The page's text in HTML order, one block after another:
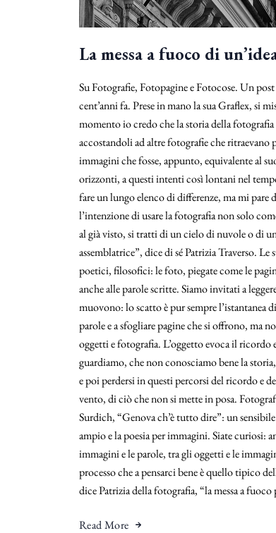
La messa a fuoco di
Su Fotografie, Fotopagine e Fotocose. Un
cent’anni fa. Prese in mano la sua Graflex, si
momento io credo che la storia della
accostandoli ad altre fotografie che ritraevano
immagini che fosse, appunto, equivalente al
orizzonti, a questi intenti così lontani nel
fare un lungo elenco di differenze, ma mi pare
l’intenzione di usare la fotografia non solo
al già visto, si tratti di un cielo di nuvole o di
assemblatrice”, dice di sé Patrizia Traverso.
poetici, filosofici: le foto, piegate come le
anche alle parole scritte. Siamo invitati a
muovono: lo scatto è pur sempre l’istantanea
parole e a sfogliare pagine che si offrono, ma
oggetti e fotografia. L’oggetto evoca il
guardiamo, che non conosciamo bene la
e poi perdersi in questi percorsi del ricordo e
vento, di ciò che non si mette in posa.
Surdich, “Genova ch’è tutto dire”: un
ampio e la poesia per immagini. Siate curiosi:
immagini e le parole, tra gli oggetti e le
processo che a pensarci bene è quello tipico
dice Patrizia della fotografia, “la messa a
Read More